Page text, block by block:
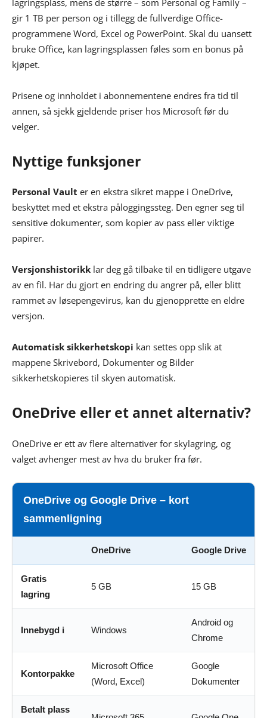
gir 1 TB per person og i tillegg de fullverdige Office-
programmene Word, Excel og PowerPoint. Skal du uansett
bruke Office, kan lagringsplassen føles som en bonus på
kjøpet.
Prisene og innholdet i abonnementene endres fra tid til
annen, så sjekk gjeldende priser hos Microsoft før du
velger.
Nyttige funksjoner
Personal Vault er en ekstra sikret mappe i OneDrive,
beskyttet med et ekstra påloggingssteg. Den egner seg til
sensitive dokumenter, som kopier av pass eller viktige
papirer.
Versjonshistorikk lar deg gå tilbake til en tidligere utgave
av en fil. Har du gjort en endring du angrer på, eller blitt
rammet av løsepengevirus, kan du gjenopprette en eldre
versjon.
Automatisk sikkerhetskopi kan settes opp slik at
mappene Skrivebord, Dokumenter og Bilder
sikkerhetskopieres til skyen automatisk.
OneDrive eller et annet alternativ?
OneDrive er ett av flere alternativer for skylagring, og
valget avhenger mest av hva du bruker fra før.
OneDrive og Google Drive – kort
sammenligning
OneDrive Google Drive
Gratis
lagring
5 GB 15 GB
Innebygd i Windows
Android og
Chrome
Kontorpakke
Microsoft Office
(Word, Excel)
Google
Dokumenter
Betalt plass